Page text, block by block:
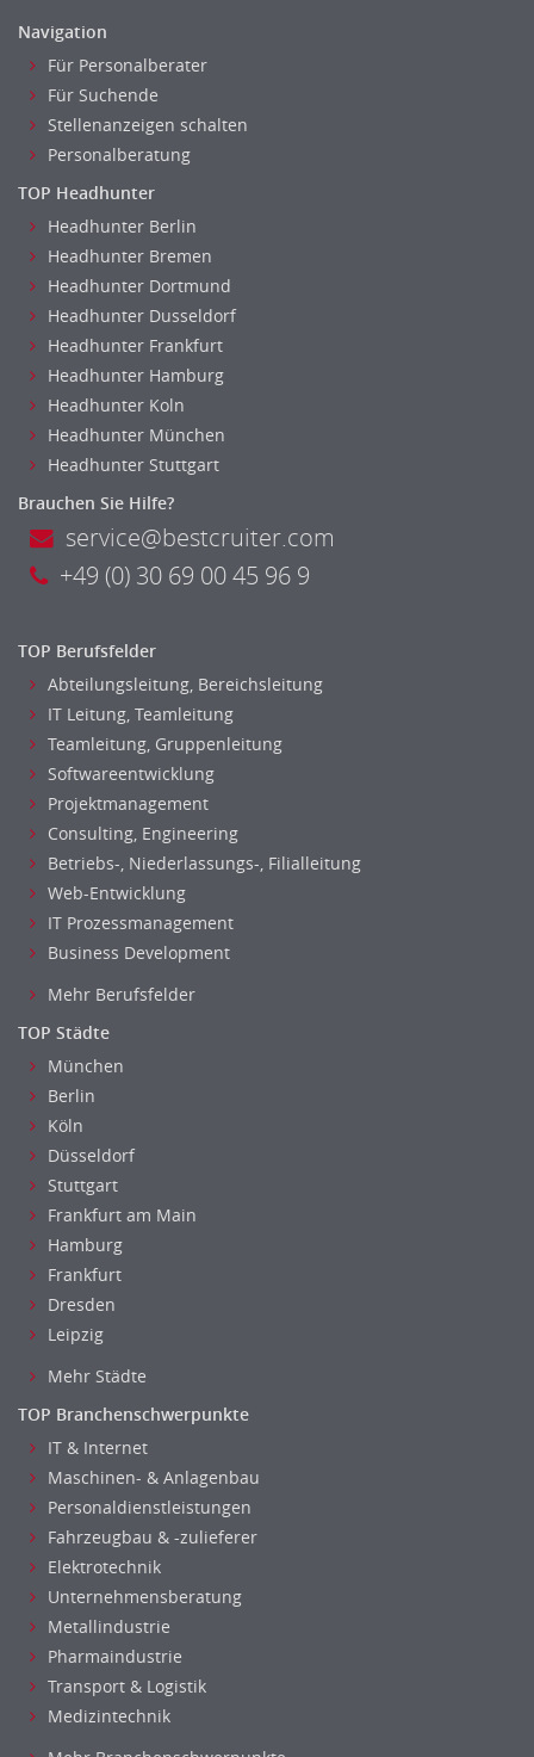
Navigation
Für Personalberater
Für Suchende
Stellenanzeigen schalten
Personalberatung
TOP Headhunter
Headhunter Berlin
Headhunter Bremen
Headhunter Dortmund
Headhunter Dusseldorf
Headhunter Frankfurt
Headhunter Hamburg
Headhunter Koln
Headhunter München
Headhunter Stuttgart
Brauchen Sie Hilfe?
service@bestcruiter.com
+49 (0) 30 69 00 45 96 9
TOP Berufsfelder
Abteilungsleitung, Bereichsleitung
IT Leitung, Teamleitung
Teamleitung, Gruppenleitung
Softwareentwicklung
Projektmanagement
Consulting, Engineering
Betriebs-, Niederlassungs-, Filialleitung
Web-Entwicklung
IT Prozessmanagement
Business Development
Mehr Berufsfelder
TOP Städte
München
Berlin
Köln
Düsseldorf
Stuttgart
Frankfurt am Main
Hamburg
Frankfurt
Dresden
Leipzig
Mehr Städte
TOP Branchenschwerpunkte
IT & Internet
Maschinen- & Anlagenbau
Personaldienstleistungen
Fahrzeugbau & -zulieferer
Elektrotechnik
Unternehmensberatung
Metallindustrie
Pharmaindustrie
Transport & Logistik
Medizintechnik